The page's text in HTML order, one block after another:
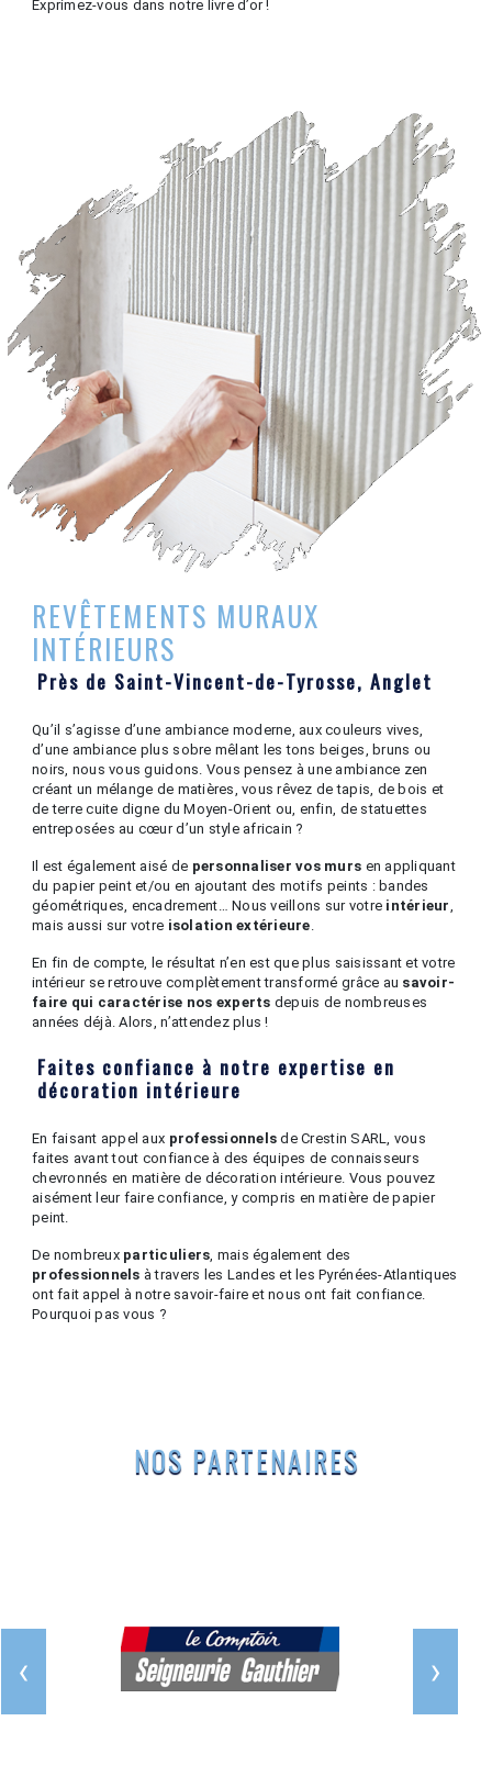
Exprimez-vous dans notre livre d’or !
REVÊTEMENTS MURAUX
INTÉRIEURS
Près de Saint-Vincent-de-Tyrosse, Anglet
Qu’il s’agisse d’une ambiance moderne, aux couleurs vives,
d’une ambiance plus sobre mêlant les tons beiges, bruns ou
noirs, nous vous guidons. Vous pensez à une ambiance zen
créant un mélange de matières, vous rêvez de tapis, de bois et
de terre cuite digne du Moyen-Orient ou, enfin, de statuettes
entreposées au cœur d’un style africain ?
Il est également aisé de personnaliser vos murs en appliquant
du papier peint et/ou en ajoutant des motifs peints : bandes
géométriques, encadrement… Nous veillons sur votre intérieur,
mais aussi sur votre isolation extérieure.
En fin de compte, le résultat n’en est que plus saisissant et votre
intérieur se retrouve complètement transformé grâce au savoir-
faire qui caractérise nos experts depuis de nombreuses
années déjà. Alors, n’attendez plus !
Faites confiance à notre expertise en
décoration intérieure
En faisant appel aux professionnelsde Crestin SARL, vous
faites avant tout confiance à des équipes de connaisseurs
chevronnés en matière de décoration intérieure. Vous pouvez
aisément leur faire confiance, y compris en matière de papier
peint.
De nombreux particuliers, mais également des
professionnels à travers les Landes et les Pyrénées-Atlantiques
ont fait appel à notre savoir-faire et nous ont fait confiance.
Pourquoi pas vous ?
NOS PARTENAIRES
‹
›